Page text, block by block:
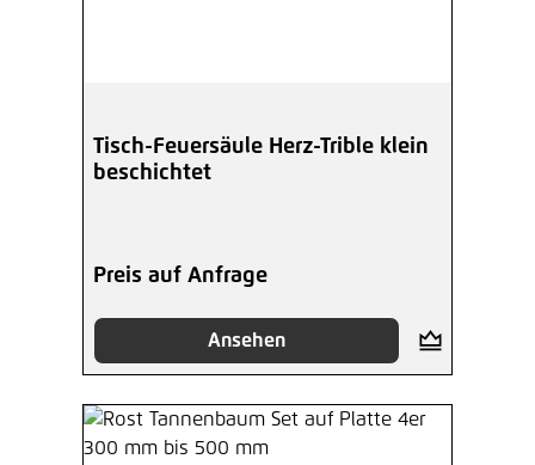
Tisch-Feuersäule Herz-Trible klein
beschichtet
Preis auf Anfrage
Ansehen